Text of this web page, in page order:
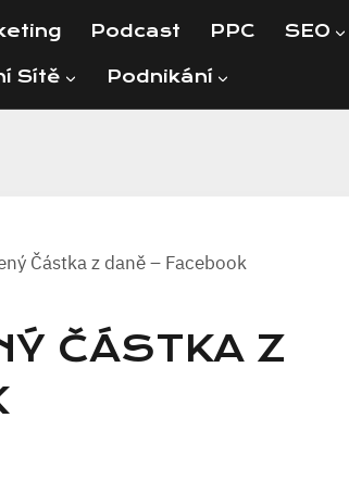
Podcast PPC SEO
Sítě Podnikání
Částka z daně – Facebook
ČÁSTKA Z